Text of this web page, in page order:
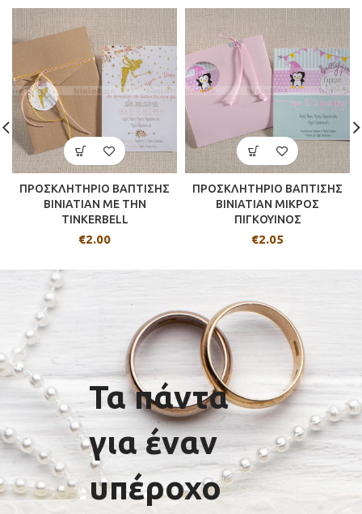
ΠΡΟΣΚΛΗΤΗΡΙΟ ΒΑΠΤΙΣΗΣ
BINIATIAN ΜΕ ΤΗΝ
TINKERBELL
€2.00
ΠΡΟΣΚΛΗΤΗΡΙΟ ΒΑΠΤΙΣΗΣ
BINIATIAN ΜΙΚΡΟΣ
ΠΙΓΚΟΥΙΝΟΣ
€2.05
Τα πάντα
για έναν
υπέροχο